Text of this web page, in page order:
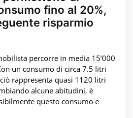
fino al 20%,
risparmio
percorre in media 15’000
un consumo di circa 7.5 litri
rappresenta quasi 1120 litri
alcune abitudini, è
questo consumo e